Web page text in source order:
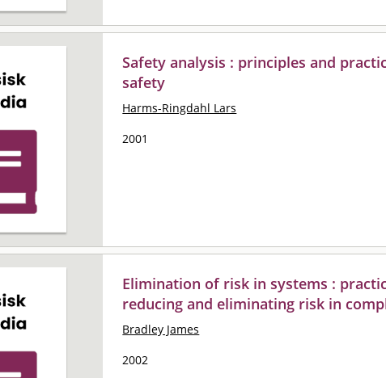
Safety analysis : principles and
safety
Harms-Ringdahl Lars
2001
Elimination of risk in systems :
reducing and eliminating risk in
Bradley James
2002